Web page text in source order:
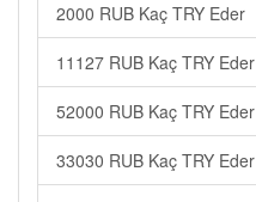
2000 RUB Kaç TRY Eder
11127 RUB Kaç TRY Eder
52000 RUB Kaç TRY Eder
33030 RUB Kaç TRY Eder